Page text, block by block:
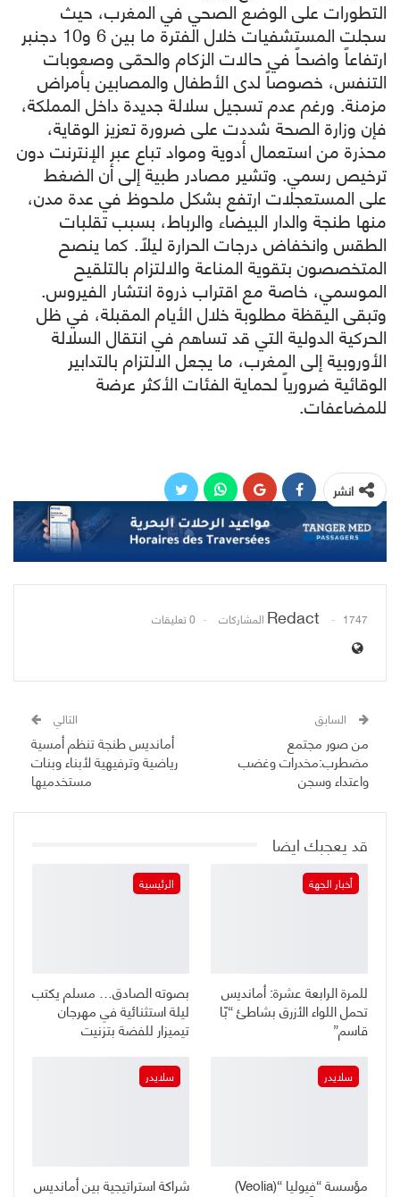
التطورات على الوضع الصحي في المغرب، حيث
سجلت المستشفيات خلال الفترة ما بين 6 و10 دجنبر
ارتفاعاً واضحاً في حالات الزكام والحمّى وصعوبات
التنفس، خصوصاً لدى الأطفال والمصابين بأمراض
مزمنة. ورغم عدم تسجيل سلالة جديدة داخل المملكة،
فإن وزارة الصحة شددت على ضرورة تعزيز الوقاية،
محذرة من استعمال أدوية ومواد تباع عبر الإنترنت دون
ترخيص رسمي. وتشير مصادر طبية إلى أن الضغط
على المستعجلات ارتفع بشكل ملحوظ في عدة مدن،
منها طنجة والدار البيضاء والرباط، بسبب تقلبات
الطقس وانخفاض درجات الحرارة ليلاً. كما ينصح
المتخصصون بتقوية المناعة والالتزام بالتلقيح
الموسمي، خاصة مع اقتراب ذروة انتشار الفيروس.
وتبقى اليقظة مطلوبة خلال الأيام المقبلة، في ظل
الحركية الدولية التي قد تساهم في انتقال السلالة
الأوروبية إلى المغرب، ما يجعل الالتزام بالتدابير
الوقائية ضرورياً لحماية الفئات الأكثر عرضة
للمضاعفات.
انشر
Redact 1747 المشاركات 0 تعليقات
السابق
من صور مجتمع
مضطرب:مخدرات وغضب
واعتداء وسجن
التالي
أمانديس طنجة تنظم أمسية
رياضية وترفيهية لأبناء وبنات
مستخدميها
قد يعجبك ايضا
أخبار الجهة
للمرة الرابعة عشرة: أمانديس
تحمل اللواء الأزرق بشاطئ “بّا
قاسم”
الرئيسية
بصوته الصادق… مسلم يكتب
ليلة استثنائية في مهرجان
تيميزار للفضة بتزنيت
سلايدر
مؤسسة “فيوليا “(Veolia)
سلايدر
شراكة استراتيجية بين أمانديس